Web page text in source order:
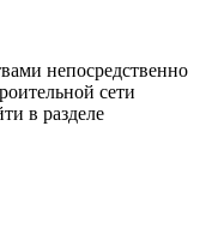
непосредственно
сети
в разделе